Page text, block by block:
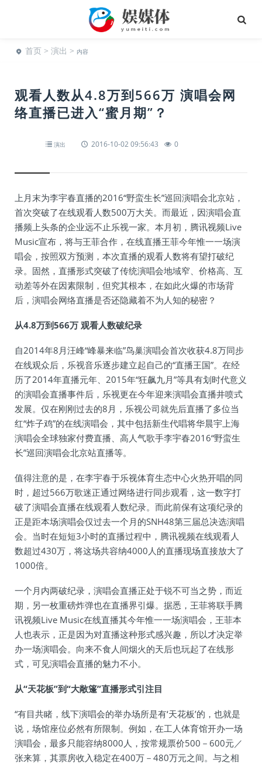
首页 > 演出 > 内容
观看人数从4.8万到566万 演唱会网
络直播已进入“蜜月期”？
演出 2016-10-02 09:56:43 0
上月末为李宇春直播的2016“野蛮生长”巡回演唱会北京站，
首次突破了在线观看人数500万大关。而最近，因演唱会直
播频上头条的企业远不止乐视一家。本月初，腾讯视频Live
Music宣布，将与王菲合作，在线直播王菲今年惟一一场演
唱会，按照双方预测，本次直播的观看人数将有望打破纪
录。固然，直播形式突破了传统演唱会地域窄、价格高、互
动差等外在因素限制，但究其根本，在如此火爆的市场背
后，演唱会网络直播是否还隐藏着不为人知的秘密？
从4.8万到566万 观看人数破纪录
自2014年8月汪峰“峰暴来临”鸟巢演唱会首次收获4.8万同步
在线观众后，乐视音乐逐步建立起自己的“直播王国”。在经
历了2014年直播元年、2015年“狂飙九月”等具有划时代意义
的演唱会直播事件后，乐视更在今年迎来演唱会直播井喷式
发展。仅在刚刚过去的8月，乐视公司就先后直播了多位当
红“炸子鸡”的在线演唱会，其中包括新生代唱将华晨宇上海
演唱会全球独家付费直播、高人气歌手李宇春2016“野蛮生
长”巡回演唱会北京站直播等。
值得注意的是，在李宇春于乐视体育生态中心火热开唱的同
时，超过566万歌迷正通过网络进行同步观看，这一数字打
破了演唱会直播在线观看人数纪录。而此前保有这项纪录的
正是距本场演唱会仅过去一个月的SNH48第三届总决选演唱
会。当时在短短3小时的直播过程中，腾讯视频在线观看人
数超过430万，将这场共容纳4000人的直播现场直接放大了
1000倍。
一个月内两破纪录，演唱会直播正处于锐不可当之势，而近
期，另一枚重磅炸弹也在直播界引爆。据悉，王菲将联手腾
讯视频Live Music在线直播其今年惟一一场演唱会，王菲本
人也表示，正是因为对直播这种形式感兴趣，所以才决定举
办一场演唱会。向来不食人间烟火的天后也玩起了在线形
式，可见演唱会直播的魅力不小。
从“天花板”到“大敞篷”直播形式引注目
“有目共睹，线下演唱会的举办场所是有‘天花板’的，也就是
说，场馆座位必然有所限制。例如，在工人体育馆开办一场
演唱会，最多只能容纳8000人，按常规票价500－600元／
张来算，其票房收入稳定在400万－480万元之间。与之相